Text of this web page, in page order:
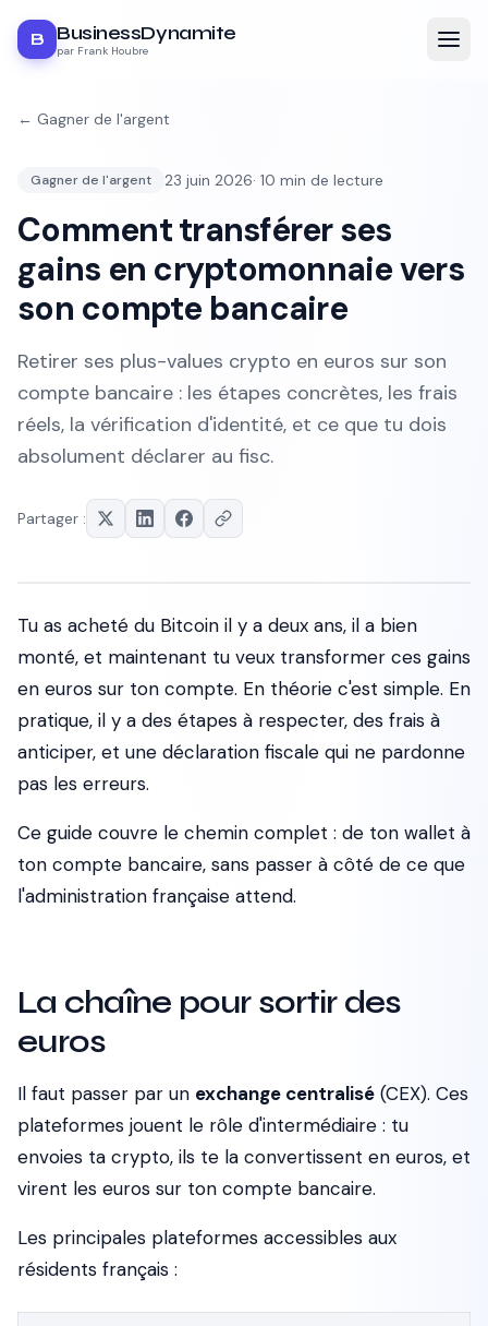
B BusinessDynamite
par Frank Houbre
← Gagner de l'argent
Gagner de l'argent 23 juin 2026· 10 min de lecture
Comment transférer ses
gains en cryptomonnaie vers
son compte bancaire
Retirer ses plus-values crypto en euros sur son
compte bancaire : les étapes concrètes, les frais
réels, la vérification d'identité, et ce que tu dois
absolument déclarer au fisc.
Partager :
Tu as acheté du Bitcoin il y a deux ans, il a bien
monté, et maintenant tu veux transformer ces gains
en euros sur ton compte. En théorie c'est simple. En
pratique, il y a des étapes à respecter, des frais à
anticiper, et une déclaration fiscale qui ne pardonne
pas les erreurs.
Ce guide couvre le chemin complet : de ton wallet à
ton compte bancaire, sans passer à côté de ce que
l'administration française attend.
La chaîne pour sortir des
euros
Il faut passer par un exchange centralisé (CEX). Ces
plateformes jouent le rôle d'intermédiaire : tu
envoies ta crypto, ils te la convertissent en euros, et
virent les euros sur ton compte bancaire.
Les principales plateformes accessibles aux
résidents français :